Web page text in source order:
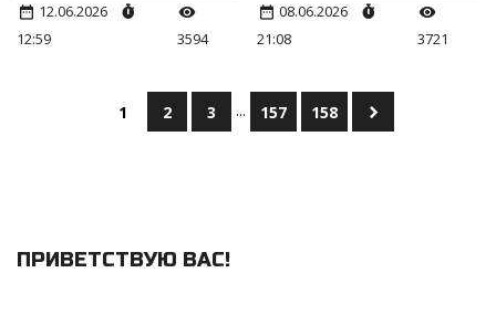
12.06.2026
12:59
3594
08.06.2026
21:08
3721
1 2 3 ... 157 158
ПРИВЕТСТВУЮ ВАС!